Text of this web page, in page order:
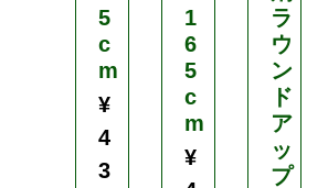
5
c
m
¥
4
3
1
6
5
c
m
¥
ラ
ウ
ン
ド
ア
ッ
プ